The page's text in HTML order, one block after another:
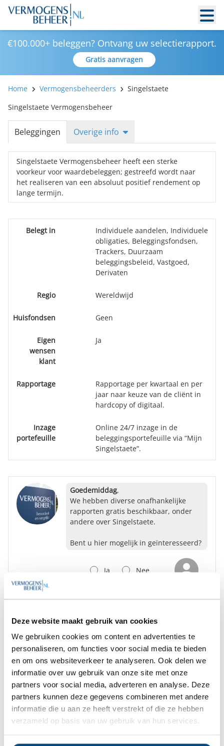
Deze website maakt gebruik van cookies
We gebruiken cookies om content en advertenties te
personaliseren, om functies voor social media te bieden
en om ons websiteverkeer te analyseren. Ook delen we
informatie over uw gebruik van onze site met onze
partners voor social media, adverteren en analyse. Deze
partners kunnen deze gegevens combineren met andere
informatie die u aan ze heeft verstrekt of die ze hebben
verzameld op basis van uw gebruik van hun services.
€100.000+ beleggen? Ontvang uw selectierapport.
Gratis aanvragen
Home Vermogensbeheerders
Singelstaete
Singelstaete Vermogensbeheer
Beleggingen Overige info
Singelstaete Vermogensbeheer heeft een sterke
voorkeur voor waardebeleggen; gestreefd wordt naar
het realiseren van een absoluut positief rendement op
lange termijn.
Belegt in
Individuele aandelen, Individuele
obligaties, Beleggingsfondsen,
Trackers, Duurzaam
beleggingsbeleid, Vastgoed,
Derivaten
Regio Wereldwijd
Huisfondsen Geen
Eigen
wensen
klant
Ja
Rapportage
Rapportage per kwartaal en per
jaar naar keuze van de cliënt in
hardcopy of digitaal.
Inzage
portefeuille
Online 24/7 inzage in de
beleggingsportefeuille via “Mijn
Singelstaete”.
Goedemiddag,
We hebben diverse onafhankelijke
rapporten gratis beschikbaar, onder
andere over Singelstaete.
Bent u hier mogelijk in geïnteresseerd?
Nee
Ja
vermogensbeheerder?
Bent u op zoek naar de voor u beste
vermogensbeheerder?
Vraag dan gratis en geheel vrijblijvend een
SelectieRapport aan. Per e-mail ontvangt u
een selectie van goede vermogensbeheerders die het
beste passen bij uw persoonlijke situatie, wensen en
voorkeuren.
Gratis Selectierapport